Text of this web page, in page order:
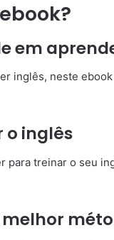
em
inglês, neste
o inglês
para treinar o seu
melhor